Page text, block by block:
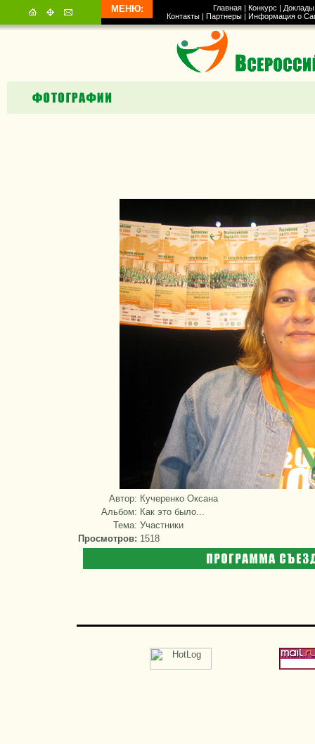
МЕНЮ: Главная| Конкурс | Доклады
Контакты | Партнеры | Информация о
Автор: Кучеренко Оксана
Альбом: Как это было...
Тема: Участники
Просмотров: 1518